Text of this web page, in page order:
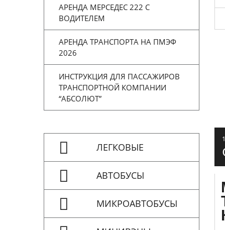
АРЕНДА МЕРСЕДЕС 222 С
ВОДИТЕЛЕМ
АРЕНДА ТРАНСПОРТА НА ПМЭФ
2026
ИНСТРУКЦИЯ ДЛЯ ПАССАЖИРОВ
ТРАНСПОРТНОЙ КОМПАНИИ
“АБСОЛЮТ”
ЛЕГКОВЫЕ
АВТОБУСЫ
МИКРОАВТОБУСЫ